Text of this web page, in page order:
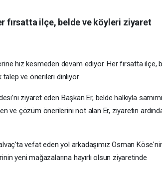
fırsatta ilçe, belde ve köyleri ziyaret
hız kesmeden devam ediyor. Her fırsatta ilçe,
ve önerileri dinliyor.
ziyaret eden Başkan Er, belde halkıyla samimi
ve çözüm önerilerini not alan Er, ziyaretin
vefat eden yol arkadaşımız Osman
yeni mağazalarına hayırlı olsun ziyaretinde